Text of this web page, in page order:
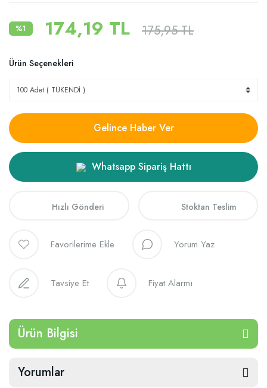
%1 174,19 TL 175,95 TL
Ürün Seçenekleri
Gelince Haber Ver
Whatsapp Sipariş Hattı
Hızlı Gönderi Stoktan Teslim
Yorum Yaz
Tavsiye Et Fiyat Alarmı
Ürün Bilgisi
Yorumlar